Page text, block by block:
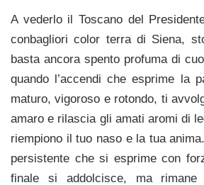
A vederlo il Toscano del
conbagliori color terra di Siena,
basta ancora spento profuma di
quando l’accendi che esprime la
maturo, vigoroso e rotondo, ti
amaro e rilascia gli amati aromi di
riempiono il tuo naso e la tua
persistente che si esprime con
finale si addolcisce, ma rimane